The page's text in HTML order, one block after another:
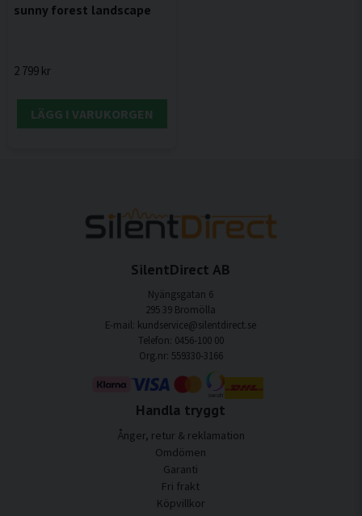
sunny forest landscape
2 799 kr
LÄGG I VARUKORGEN
SilentDirect AB
Nyängsgatan 6
295 39 Bromölla
E-mail: kundservice@silentdirect.se
Telefon: 0456-100 00
Org.nr: 559330-3166
Handla tryggt
Ånger, retur & reklamation
Omdömen
Garanti
Fri frakt
Köpvillkor